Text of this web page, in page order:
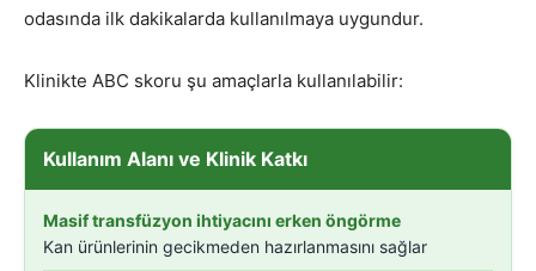
odasında ilk dakikalarda kullanılmaya uygundur.
Klinikte ABC skoru şu amaçlarla kullanılabilir:
Kullanım Alanı ve Klinik Katkı
Masif transfüzyon ihtiyacını erken öngörme
Kan ürünlerinin gecikmeden hazırlanmasını sağlar